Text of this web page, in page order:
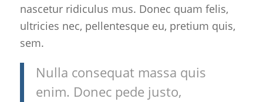
nascetur ridiculus mus. Donec quam felis,
ultricies nec, pellentesque eu, pretium quis,
sem.
Nulla consequat massa quis
enim. Donec pede justo,